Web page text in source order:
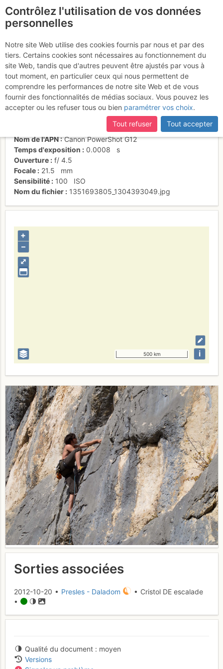
certaines pages ne sont plus accessibles, manquantes ou
incomplètes, déconnectez-vous puis reconnectez-vous à votre
compte sur le site.
Taho du Lux (6a) Cristol
Activités
Date/heure
20 oct. 2012 13:14
Contributeur
Rozenn
individuel (CC by-nc-nd)
Nom de l'APN
Canon PowerShot G12
Temps d'exposition
0.0008
s
Ouverture
f/ 4.5
Focale
21.5
mm
Sensibilité
100
ISO
Nom du fichier
1351693805_1304393049.jpg
⤢
+
–
500 km i
Sorties associées
2012-10-20 • Presles - Daladom
• Cristol DE escalade
•
Qualité du document
moyen
Versions
Contrôlez l'utilisation de vos données
personnelles
Notre site Web utilise des cookies fournis par nous et par des
tiers. Certains cookies sont nécessaires au fonctionnement du
site Web, tandis que d'autres peuvent être ajustés par vous à
tout moment, en particulier ceux qui nous permettent de
comprendre les performances de notre site Web et de vous
fournir des fonctionnalités de médias sociaux. Vous pouvez les
accepter ou les refuser tous ou bien paramétrer vos choix.
Tout refuser
Tout accepter